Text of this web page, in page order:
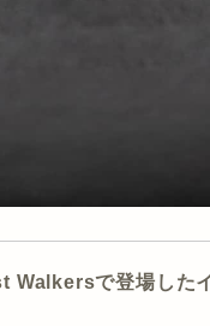
Walkersで登場した